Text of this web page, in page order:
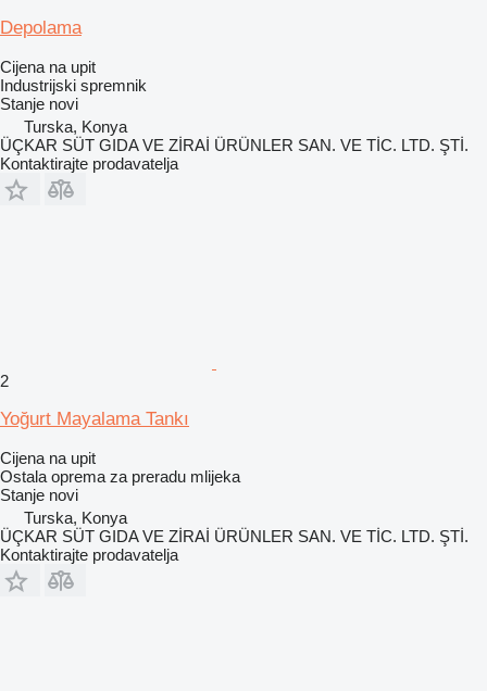
Depolama
Cijena na upit
Industrijski spremnik
Stanje novi
Turska, Konya
ÜÇKAR SÜT GIDA VE ZİRAİ ÜRÜNLER SAN. VE TİC. LTD. ŞTİ.
Kontaktirajte prodavatelja
2
Yoğurt Mayalama Tankı
Cijena na upit
Ostala oprema za preradu mlijeka
Stanje novi
Turska, Konya
ÜÇKAR SÜT GIDA VE ZİRAİ ÜRÜNLER SAN. VE TİC. LTD. ŞTİ.
Kontaktirajte prodavatelja